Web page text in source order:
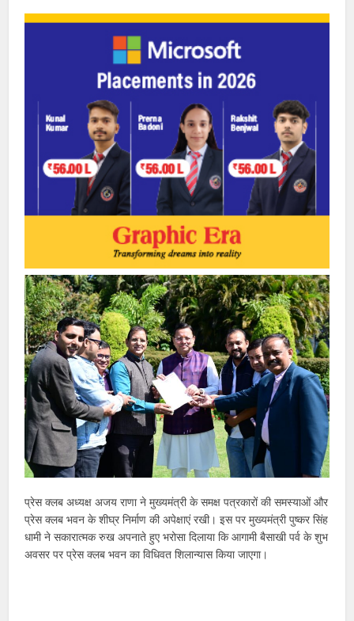
प्रेस क्लब अध्यक्ष अजय राणा ने मुख्यमंत्री के समक्ष पत्रकारों की समस्याओं और
प्रेस क्लब भवन के शीघ्र निर्माण की अपेक्षाएं रखी। इस पर मुख्यमंत्री पुष्कर सिंह
धामी ने सकारात्मक रुख अपनाते हुए भरोसा दिलाया कि आगामी बैसाखी पर्व के शुभ
अवसर पर प्रेस क्लब भवन का विधिवत शिलान्यास किया जाएगा।